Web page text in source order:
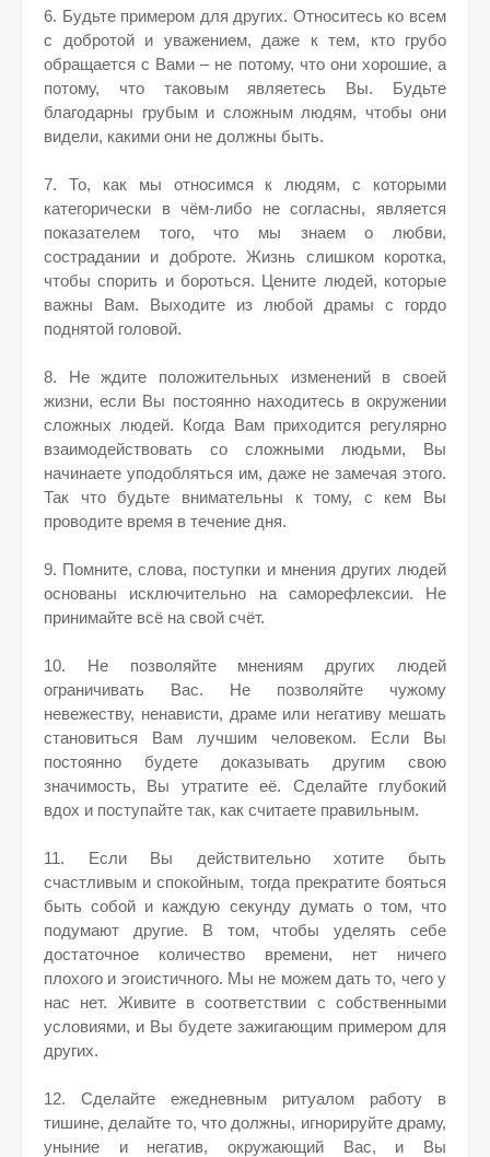
6. Будьте примером для других. Относитесь ко всем
с добротой и уважением, даже к тем, кто грубо
обращается с Вами – не потому, что они хорошие, а
потому, что таковым являетесь Вы. Будьте
благодарны грубым и сложным людям, чтобы они
видели, какими они не должны быть.
7. То, как мы относимся к людям, с которыми
категорически в чём-либо не согласны, является
показателем того, что мы знаем о любви,
сострадании и доброте. Жизнь слишком коротка,
чтобы спорить и бороться. Цените людей, которые
важны Вам. Выходите из любой драмы с гордо
поднятой головой.
8. Не ждите положительных изменений в своей
жизни, если Вы постоянно находитесь в окружении
сложных людей. Когда Вам приходится регулярно
взаимодействовать со сложными людьми, Вы
начинаете уподобляться им, даже не замечая этого.
Так что будьте внимательны к тому, с кем Вы
проводите время в течение дня.
9. Помните, слова, поступки и мнения других людей
основаны исключительно на саморефлексии. Не
принимайте всё на свой счёт.
10. Не позволяйте мнениям других людей
ограничивать Вас. Не позволяйте чужому
невежеству, ненависти, драме или негативу мешать
становиться Вам лучшим человеком. Если Вы
постоянно будете доказывать другим свою
значимость, Вы утратите её. Сделайте глубокий
вдох и поступайте так, как считаете правильным.
11. Если Вы действительно хотите быть
счастливым и спокойным, тогда прекратите бояться
быть собой и каждую секунду думать о том, что
подумают другие. В том, чтобы уделять себе
достаточное количество времени, нет ничего
плохого и эгоистичного. Мы не можем дать то, чего у
нас нет. Живите в соответствии с собственными
условиями, и Вы будете зажигающим примером для
других.
12. Сделайте ежедневным ритуалом работу в
тишине, делайте то, что должны, игнорируйте драму,
уныние и негатив, окружающий Вас, и Вы